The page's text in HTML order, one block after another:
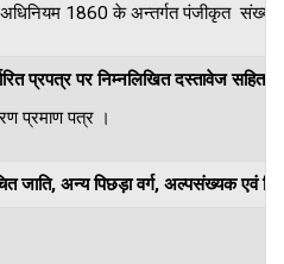
1860 के अन्तर्गत पंजीकृत
प्रपत्र पर निम्नलिखित दस्तावेज
प्रमाण पत्र ।
जाति, अन्य पिछड़ा वर्ग, अल्पसंख्यक एवं